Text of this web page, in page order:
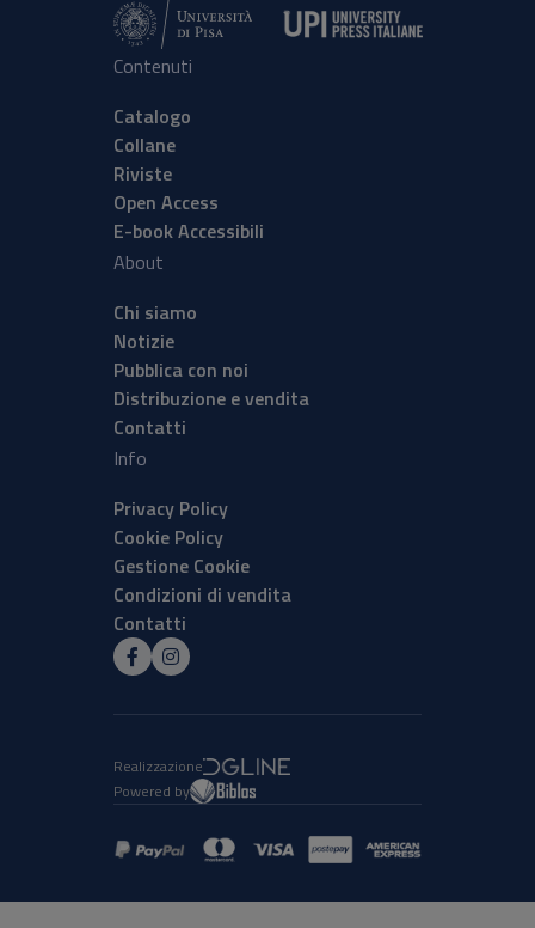
Contenuti
Catalogo
Collane
Riviste
Open Access
E-book Accessibili
About
Chi siamo
Notizie
Pubblica con noi
Distribuzione e vendita
Contatti
Info
Privacy Policy
Cookie Policy
Gestione Cookie
Condizioni di vendita
Contatti
Realizzazione
Powered by